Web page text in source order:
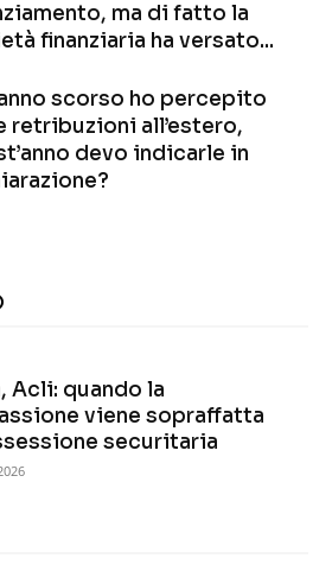
ma di fatto la
finanziaria ha versato...
scorso ho percepito
retribuzioni all’estero,
devo indicarle in
Acli: quando la
viene sopraffatta
securitaria